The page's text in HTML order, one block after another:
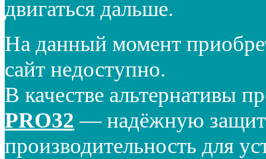
двигаться дальше.
На данный момент
сайт недоступно.
В качестве альтернативы
PRO32 — надёжную
производительность для